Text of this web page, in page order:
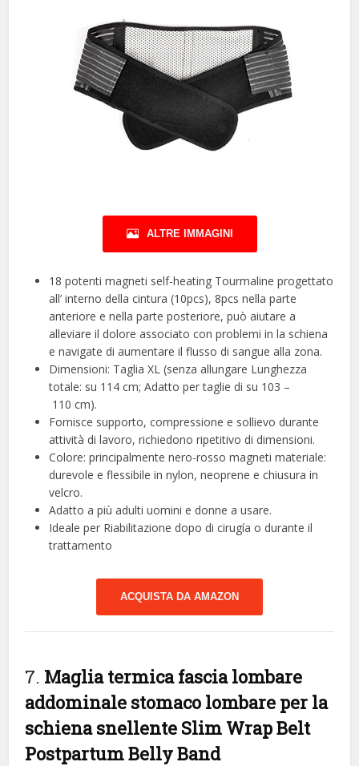
ALTRE IMMAGINI
18 potenti magneti self-heating Tourmaline progettato
all’ interno della cintura (10pcs), 8pcs nella parte
anteriore e nella parte posteriore, può aiutare a
alleviare il dolore associato con problemi in la schiena
e navigate di aumentare il flusso di sangue alla zona.
Dimensioni: Taglia XL (senza allungare Lunghezza
totale: su 114 cm; Adatto per taglie di su 103 –
110 cm).
Fornisce supporto, compressione e sollievo durante
attività di lavoro, richiedono ripetitivo di dimensioni.
Colore: principalmente nero-rosso magneti materiale:
durevole e flessibile in nylon, neoprene e chiusura in
velcro.
Adatto a più adulti uomini e donne a usare.
Ideale per Riabilitazione dopo di cirugía o durante il
trattamento
ACQUISTA DA AMAZON
7. Maglia termica fascia lombare
addominale stomaco lombare per la
schiena snellente Slim Wrap Belt
Postpartum Belly Band